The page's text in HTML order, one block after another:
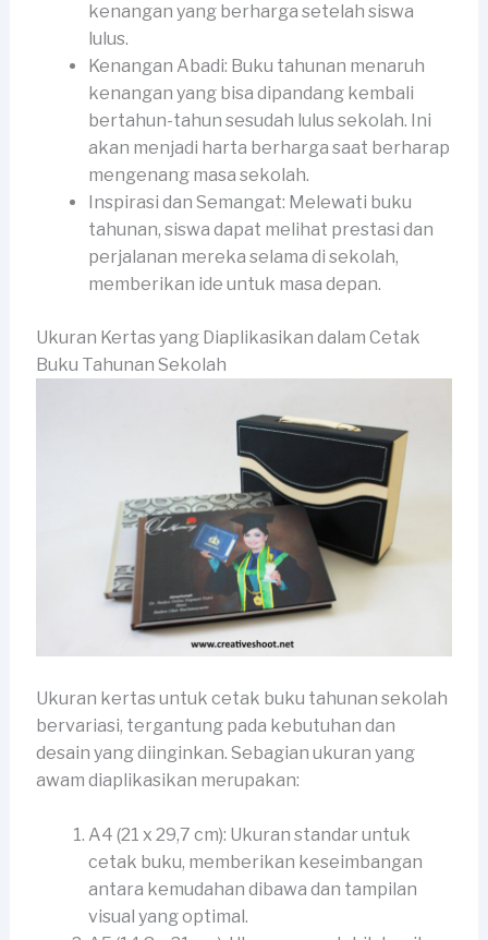
kenangan yang berharga setelah siswa
lulus.
Kenangan Abadi: Buku tahunan menaruh
kenangan yang bisa dipandang kembali
bertahun-tahun sesudah lulus sekolah. Ini
akan menjadi harta berharga saat berharap
mengenang masa sekolah.
Inspirasi dan Semangat: Melewati buku
tahunan, siswa dapat melihat prestasi dan
perjalanan mereka selama di sekolah,
memberikan ide untuk masa depan.
Ukuran Kertas yang Diaplikasikan dalam Cetak
Buku Tahunan Sekolah
Ukuran kertas untuk cetak buku tahunan sekolah
bervariasi, tergantung pada kebutuhan dan
desain yang diinginkan. Sebagian ukuran yang
awam diaplikasikan merupakan:
A4 (21 x 29,7 cm): Ukuran standar untuk
cetak buku, memberikan keseimbangan
antara kemudahan dibawa dan tampilan
visual yang optimal.